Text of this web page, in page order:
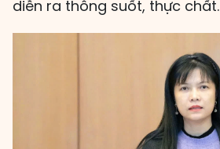
diễn ra thông suốt, thực chất.